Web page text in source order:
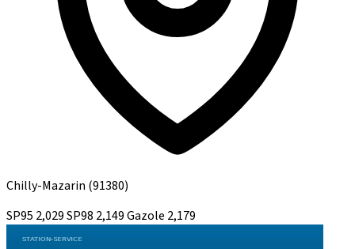
Chilly-Mazarin (91380)
SP95 2,029SP98 2,149Gazole 2,179